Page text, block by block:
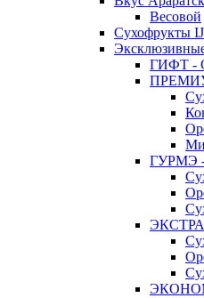
Весовой
Сухофрукты
ГИФТ -
ГУРМЭ -
ЭКСТРА